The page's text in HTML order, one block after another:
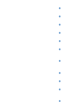
•
•
•
•
•
•
•
•
•
•